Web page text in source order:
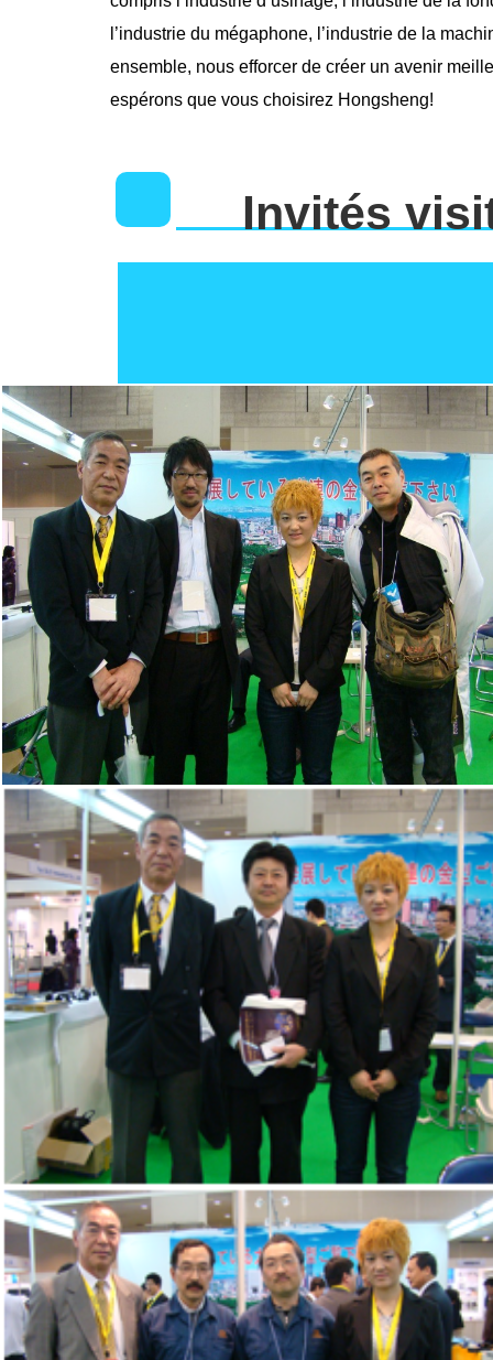
l’industrie du mégaphone, l’industrie de la
ensemble, nous efforcer de créer un avenir
espérons que vous choisirez Hongsheng!
Invités